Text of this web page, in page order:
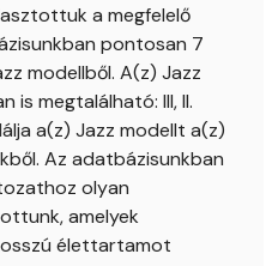
a megfelelő
pontosan 7
modellből. A(z) Jazz
is megtalálható: III, II.
a(z) Jazz modellt a(z)
Az adatbázisunkban
olyan
amelyek
élettartamot